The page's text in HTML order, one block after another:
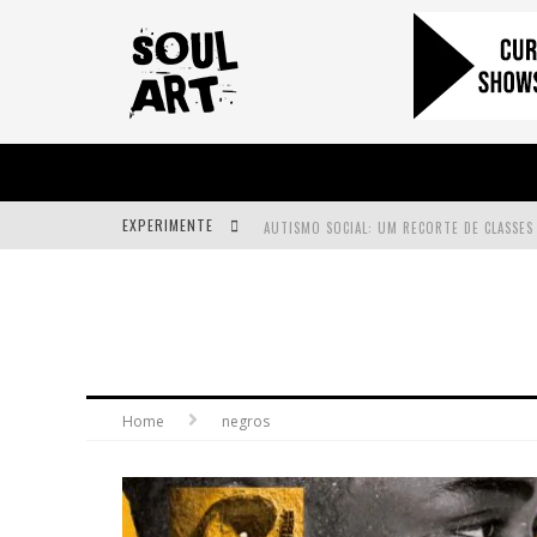
EXPERIMENTE
Home negros